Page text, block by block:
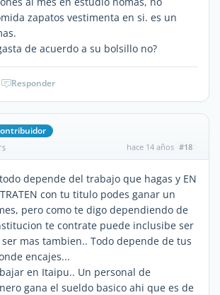
zapatos vestimenta en si. es un
de acuerdo a su bolsillo no?
Responder
hace 14 años #18
depende del trabajo que hagas y EN
con tu titulo podes ganar un
pero como te digo dependiendo de
te contrate puede inclusibe ser
mas tambien.. Todo depende de tus
encajes...
en Itaipu.. Un personal de
gana el sueldo basico ahi que es de